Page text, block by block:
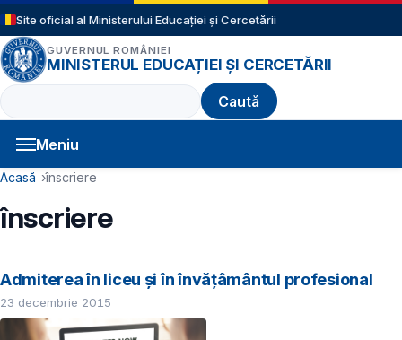
Sari la conținutul principal
Site oficial al Ministerului Educației și Cercetării
GUVERNUL ROMÂNIEI
MINISTERUL EDUCAȚIEI ȘI CERCETĂRII
Caută
Meniu
Navigație principală
Cale de navigare
Acasă înscriere
înscriere
Admiterea în liceu și în învățâmântul profesional
23 decembrie 2015